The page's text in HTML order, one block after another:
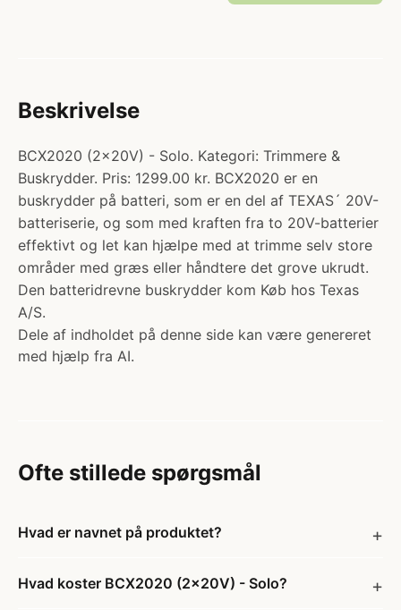
Beskrivelse
BCX2020 (2x20V) - Solo. Kategori: Trimmere &
Buskrydder. Pris: 1299.00 kr. BCX2020 er en
buskrydder på batteri, som er en del af TEXAS´ 20V-
batteriserie, og som med kraften fra to 20V-batterier
effektivt og let kan hjælpe med at trimme selv store
områder med græs eller håndtere det grove ukrudt.
Den batteridrevne buskrydder kom Køb hos Texas
A/S.
Dele af indholdet på denne side kan være genereret
med hjælp fra AI.
Ofte stillede spørgsmål
Hvad er navnet på produktet?
Hvad koster BCX2020 (2x20V) - Solo?